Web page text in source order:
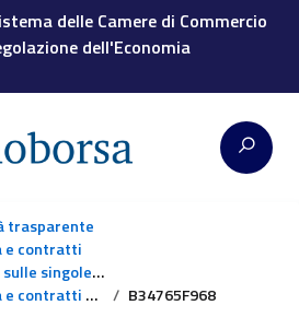
delle Camere di Commercio
dell'Economia
trasparente
e contratti
procedure
dal 2024
B34765F968